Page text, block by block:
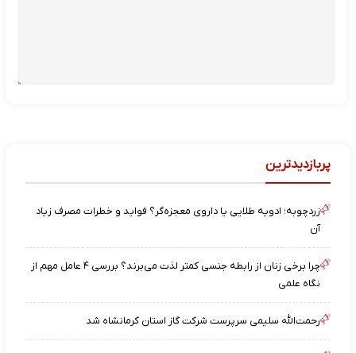
پربازدیدترین
زردچوبه؛ ادویه طلایی یا داروی معجزه‌گر؟ فواید و خطرات مصرف زیاد
آن
چرا برخی زنان از رابطه جنسی کمتر لذت می‌برند؟ بررسی ۴ عامل مهم از
نگاه علمی
رحمت‌الله سلیمی سرپرست شرکت گاز استان کرمانشاه شد